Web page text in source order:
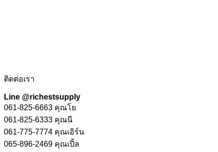
ติดต่อเรา
Line @richestsupply
061-825-6663 คุณโย
061-825-6333 คุณนี
061-775-7774 คุณเอิร์น
065-896-2469 คุณเปิ้ล